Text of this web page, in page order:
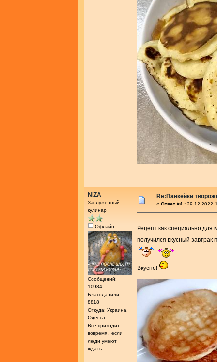
NIZA
Заслуженный
кулинар
Офлайн
Сообщений:
10984
Благодарили:
8818
Откуда: Украина,
Одесса
Все приходит
вовремя , если
люди умеют
ждать...
Re:Панкейки
« Ответ #4 : 29.12.2022
Рецепт как специально для
получился вкусный завтрак
Вкусно!